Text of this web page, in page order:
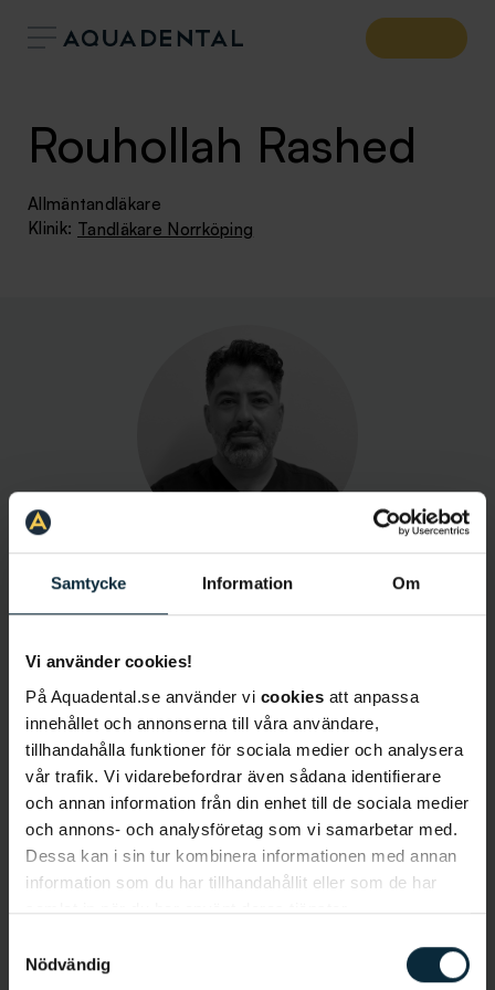
Samtycke Information Om
Vi använder cookies!
På Aquadental.se använder vi cookies att anpassa
innehållet och annonserna till våra användare,
tillhandahålla funktioner för sociala medier och analysera
vår trafik. Vi vidarebefordrar även sådana identifierare
och annan information från din enhet till de sociala medier
och annons- och analysföretag som vi samarbetar med.
Dessa kan i sin tur kombinera informationen med annan
information som du har tillhandahållit eller som de har
samlat in när du har använt deras tjänster.
Nödvändig
Rouhollah Rashed
Allmäntandläkare
Klinik: Tandläkare Norrköping
spanska
Behandlingar: Basundersökning, rotbehandlingar,
protetik, implantatbehandlingar.
Bakgrund
Rouhollah (Raul) Rashed är tandläkare på kliniken i
Norrköping och har arbetat som tandläkare i 12 år
med människor och möjlighet att kunna hjälpa dem